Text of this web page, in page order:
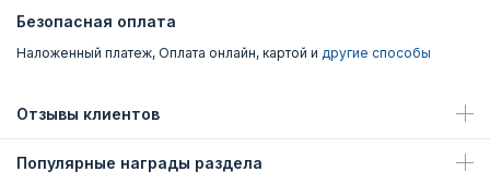
Безопасная оплата
Наложенный платеж, Оплата онлайн, картой и другие способы
Отзывы клиентов
Популярные награды раздела